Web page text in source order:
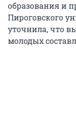
образования и
Пироговского
уточнила, что
молодых